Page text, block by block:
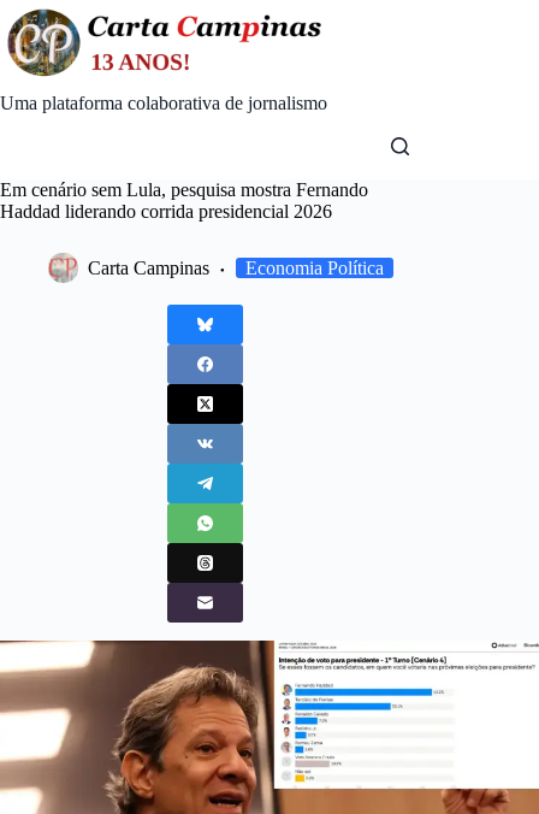
Skip
to
content
Uma plataforma colaborativa de jornalismo
Em cenário sem Lula, pesquisa mostra Fernando
Haddad liderando corrida presidencial 2026
Carta Campinas Economia Política